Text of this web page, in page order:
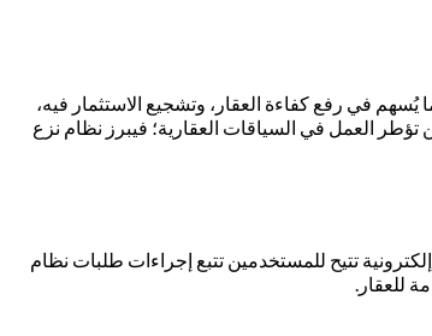
في رفع كفاءة العقار، وتشجيع الاستثمار فيه،
تؤطر العمل في السياقات العقارية؛ فيبرز نظام نزع
تتيح للمستخدمين تتبع إجراءات طلبات نظام
للعقار.